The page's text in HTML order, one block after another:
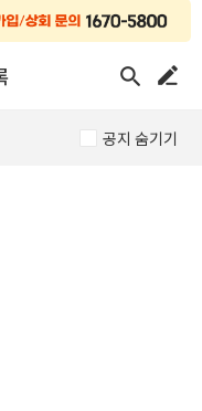
공지 숨기기